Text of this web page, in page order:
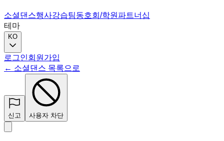
소셜댄스행사강습팀동호회/학원 파트너십
테마
KO
로그인회원가입
← 소셜댄스 목록으로
신고 사용자 차단